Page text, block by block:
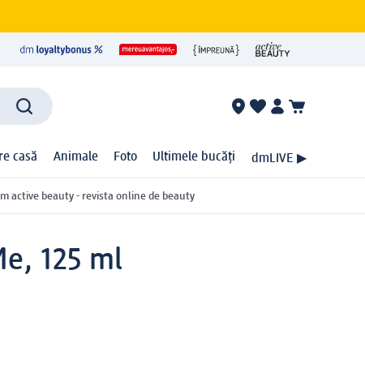
casă Animale Foto Ultimele bucăți dmLIVE ▶
active beauty - revista online de beauty
125 ml